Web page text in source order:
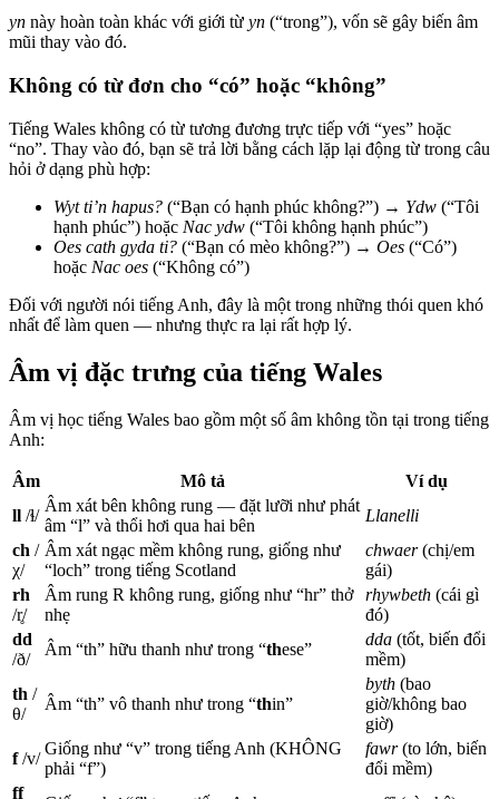
yn này hoàn toàn khác với giới từ yn (“trong”), vốn sẽ gây biến âm
mũi thay vào đó.
Không có từ đơn cho “có” hoặc “không”
Tiếng Wales không có từ tương đương trực tiếp với “yes” hoặc
“no”. Thay vào đó, bạn sẽ trả lời bằng cách lặp lại động từ trong câu
hỏi ở dạng phù hợp:
Wyt ti’n hapus? (“Bạn có hạnh phúc không?”) → Ydw (“Tôi
hạnh phúc”) hoặc Nac ydw (“Tôi không hạnh phúc”)
Oes cath gyda ti? (“Bạn có mèo không?”) → Oes (“Có”)
hoặc Nac oes (“Không có”)
Đối với người nói tiếng Anh, đây là một trong những thói quen khó
nhất để làm quen — nhưng thực ra lại rất hợp lý.
Âm vị đặc trưng của tiếng Wales
Âm vị học tiếng Wales bao gồm một số âm không tồn tại trong tiếng
Anh:
Âm Mô tả
Ví dụ
ll /ɬ/
Âm xát bên không rung — đặt lưỡi như phát
âm “l” và thổi hơi qua hai bên
Llanelli
ch /
χ/
Âm xát ngạc mềm không rung, giống như
“loch” trong tiếng Scotland
chwaer(chị/em
gái)
rh
/r̥/
Âm rung R không rung, giống như “hr” thở
nhẹ
rhywbeth (cái gì
đó)
dd
/ð/
Âm “th” hữu thanh như trong “these”
dda (tốt, biến đổi
mềm)
th /
θ/
Âm “th” vô thanh như trong “thin”
byth (bao
giờ/không bao
giờ)
f/v/
Giống như “v” trong tiếng Anh (KHÔNG
phải “f”)
fawr(to lớn, biến
đổi mềm)
ff